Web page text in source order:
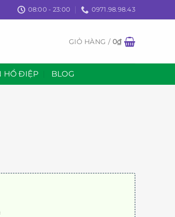
08:00 - 23:00 0971.98.98.43
GIỎ HÀNG /0₫
HỒ ĐIỆP BLOG